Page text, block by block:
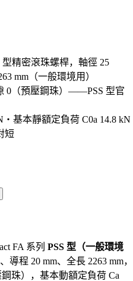
型精密滾珠螺桿，軸徑 25
mm（一般環境用）
0（預壓鋼珠）——PSS 型官
基本靜額定負荷 C0a 14.8 kN
短
FA 系列 PSS 型（一般環境
導程 20 mm、全長 2263 mm，
珠），基本動額定負荷 Ca